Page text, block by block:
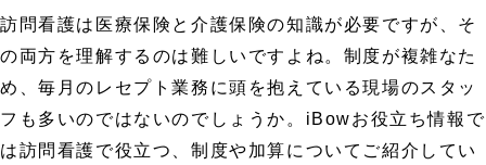
訪問看護は医療保険と介護保険の知識が必要ですが、そ
の両方を理解するのは難しいですよね。制度が複雑なた
め、毎月のレセプト業務に頭を抱えている現場のスタッ
フも多いのではないのでしょうか。iBowお役立ち情報で
は訪問看護で役立つ、制度や加算についてご紹介してい